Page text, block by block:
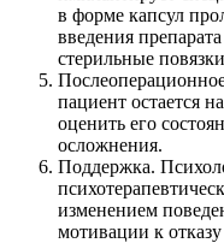
в форме капсул
введения
стерильные
пациент остается
оценить его
осложнения.
Поддержка.
изменением
мотивации к отказу